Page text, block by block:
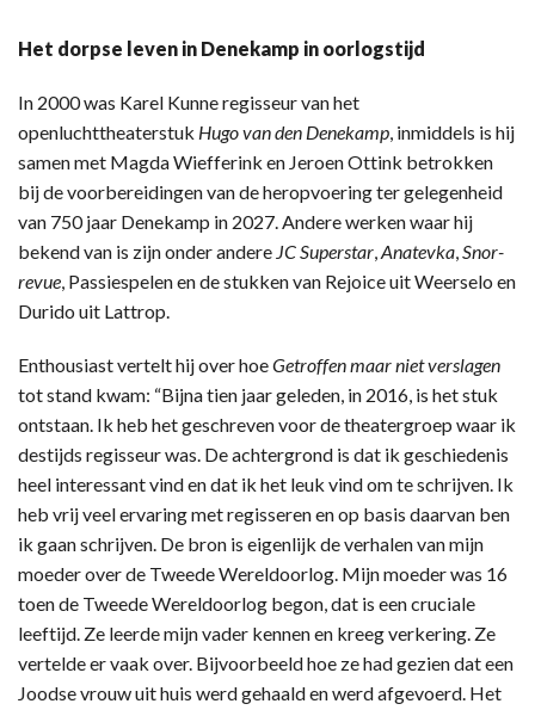
Het dorpse leven in Denekamp in oorlogstijd
In 2000 was Karel Kunne regisseur van het
openluchttheaterstuk Hugo van den Denekamp, inmiddels is hij
samen met Magda Wiefferink en Jeroen Ottink betrokken
bij de voorbereidingen van de heropvoering ter gelegenheid
van 750 jaar Denekamp in 2027. Andere werken waar hij
bekend van is zijn onder andere JC Superstar,Anatevka,Snor-
revue, Passiespelen en de stukken van Rejoice uit Weerselo en
Durido uit Lattrop.
Enthousiast vertelt hij over hoeGetroffen maar niet verslagen
tot stand kwam: “Bijna tien jaar geleden, in 2016, is het stuk
ontstaan. Ik heb het geschreven voor de theatergroep waar ik
destijds regisseur was. De achtergrond is dat ik geschiedenis
heel interessant vind en dat ik het leuk vind om te schrijven. Ik
heb vrij veel ervaring met regisseren en op basis daarvan ben
ik gaan schrijven. De bron is eigenlijk de verhalen van mijn
moeder over de Tweede Wereldoorlog. Mijn moeder was 16
toen de Tweede Wereldoorlog begon, dat is een cruciale
leeftijd. Ze leerde mijn vader kennen en kreeg verkering. Ze
vertelde er vaak over. Bijvoorbeeld hoe ze had gezien dat een
Joodse vrouw uit huis werd gehaald en werd afgevoerd. Het